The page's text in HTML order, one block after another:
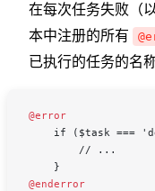
在每次任务失败（
本中注册的所有
已执行的任务的名称
@error
if ($task ===
        // ...
    }
@enderror